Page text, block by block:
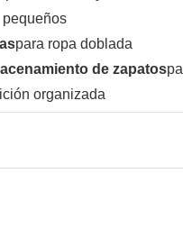
pequeños
para ropa doblada
de zapatos
organizada